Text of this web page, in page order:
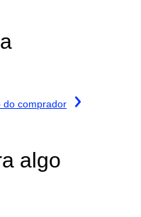
do comprador
algo